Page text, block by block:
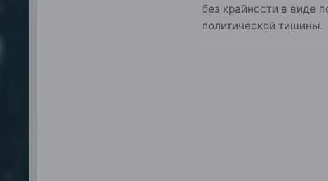
без крайности в виде
политической тишины.